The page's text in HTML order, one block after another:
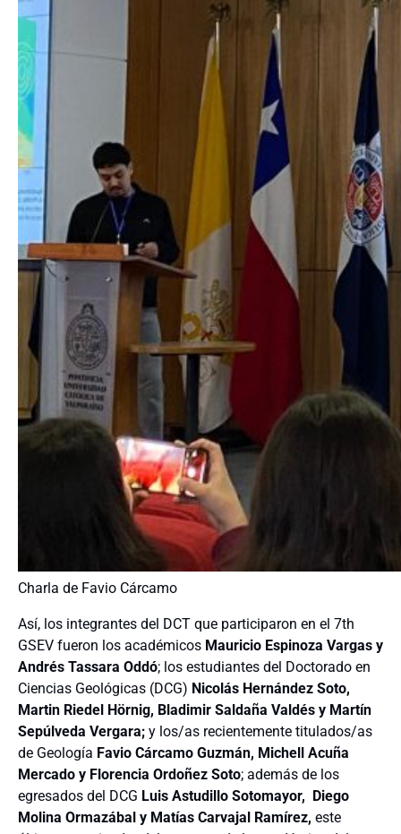
Charla de Favio Cárcamo
Así, los integrantes del DCT que participaron en el 7th
GSEV fueron los académicos Mauricio Espinoza Vargas y
Andrés Tassara Oddó; los estudiantes del Doctorado en
Ciencias Geológicas (DCG) Nicolás Hernández Soto,
Martin Riedel Hörnig, Bladimir Saldaña Valdés y Martín
Sepúlveda Vergara; y los/as recientemente titulados/as
de Geología Favio Cárcamo Guzmán, Michell Acuña
Mercado y Florencia Ordoñez Soto; además de los
egresados del DCG Luis Astudillo Sotomayor, Diego
Molina Ormazábal y Matías Carvajal Ramírez, este